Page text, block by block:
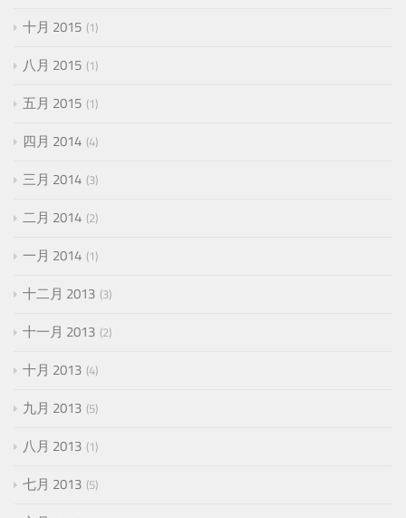
十月 2015 1
八月 2015 1
五月 2015 1
四月 2014 4
三月 2014 3
二月 2014 2
一月 2014 1
十二月 2013 3
十一月 2013 2
十月 2013 4
九月 2013 5
八月 2013 1
七月 2013 5